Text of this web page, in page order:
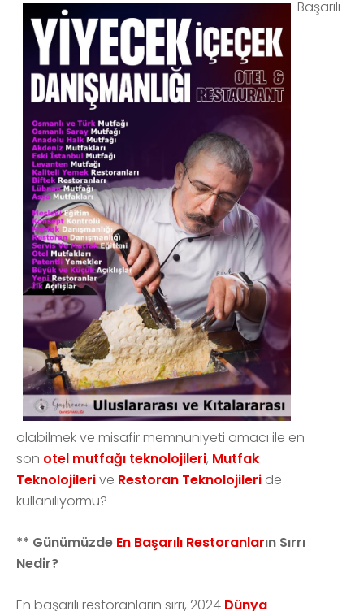
Başarılı
olabilmek ve misafir memnuniyeti amacı ile en
son otel mutfağı teknolojileri, Mutfak
Teknolojilerive Restoran Teknolojileri de
kullanılıyormu?
** Günümüzde En Başarılı Restoranların Sırrı
Nedir?
En başarılı restoranların sırrı, 2024 Dünya